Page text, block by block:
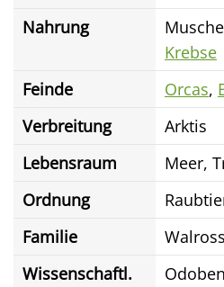
Nahrung
Krebse
Feinde
Orcas,
Verbreitung
Arktis
Lebensraum
Meer,
Ordnung
Familie
Wissenschaftl.